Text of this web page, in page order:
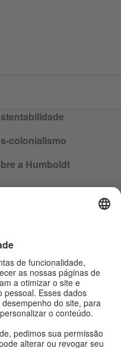
colonialismo
a Humboldt
sociais